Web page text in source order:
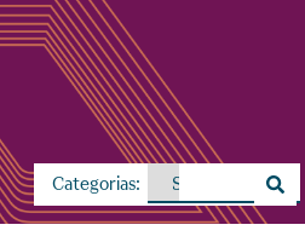
Categorias: